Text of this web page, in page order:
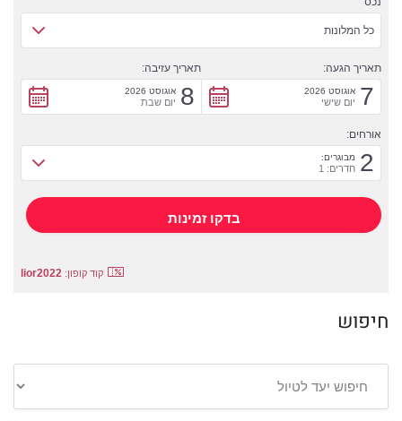
כל המלונות
תאריך הגעה:
7 אוגוסט 2026
יום שישי
תאריך עזיבה:
8 אוגוסט 2026
יום שבת
אורחים:
2 מבוגרים:
חדרים: 1
קוד קופון: lior2022
חיפוש